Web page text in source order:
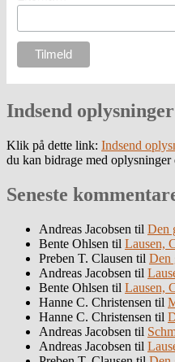
Indsend oplysninger
Klik på dette link: Indsend
du kan bidrage med oplysninger
Seneste
Andreas Jacobsen til Den
Bente Ohlsen til Lausen,
Preben T. Clausen til Den
Andreas Jacobsen til
Bente Ohlsen til Lausen,
Hanne C. Christensen til
Hanne C. Christensen til
Andreas Jacobsen til
Andreas Jacobsen til